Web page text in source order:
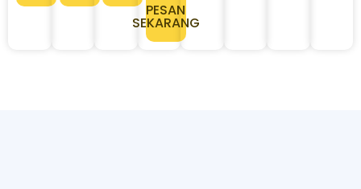
PESAN
SEKARANG